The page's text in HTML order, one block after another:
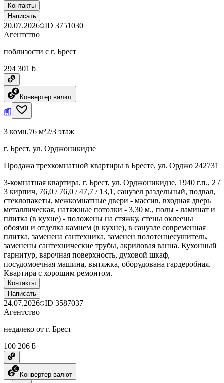
Контакты
Написать
20.07.2026 ID 3751030
Агентство
поблизости с г. Брест
294 301 ƃ
Конвертер валют
3 комн.76 м²2/3 этаж
г. Брест, ул. Орджоникидзе
Продажа трехкомнатной квартиры в Бресте, ул. Орджо 242731
3-комнатная квартира, г. Брест, ул. Орджоникидзе, 1940 г.п., 2 /
3 кирпич, 76,0 / 76,0 / 47,7 / 13,1, санузел раздельный, подвал,
стеклопакеты, межкомнатные двери - массив, входная дверь
металлическая, натяжные потолки - 3,30 м., полы - ламинат и
плитка (в кухне) - положены на стяжку, стены оклеены
обоями и отделка камнем (в кухне), в санузле современная
плитка, заменена сантехника, заменен полотенцесушитель,
заменены сантехнические трубы, акриловая ванна. Кухонный
гарнитур, варочная поверхность, духовой шкаф,
посудомоечная машина, вытяжка, оборудована гардеробная.
Квартира с хорошим ремонтом.
Контакты
Написать
24.07.2026 ID 3587037
Агентство
недалеко от г. Брест
100 206 ƃ
Конвертер валют